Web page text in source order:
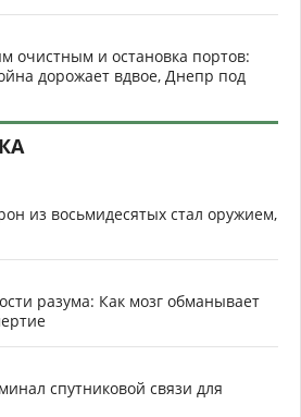
очистным и остановка портов:
дорожает вдвое, Днепр под
из восьмидесятых стал оружием,
разума: Как мозг обманывает
спутниковой связи для